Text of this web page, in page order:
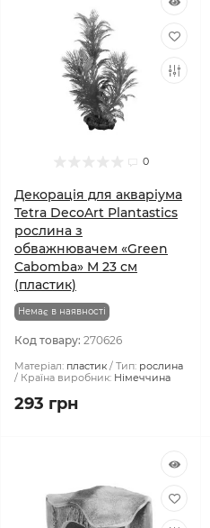
0
Декорація для акваріума
Tetra DecoArt Plantastics
рослина з
обважнювачем «Green
Cabomba» M 23 см
(пластик)
Немає в наявності
Код товару: 270626
Матеріал: пластик Тип: рослина
Країна виробник: Німеччина
293 грн